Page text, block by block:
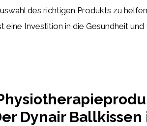
des richtigen Produkts zu
eine Investition in die Gesundheit
Dynair Ballkissen